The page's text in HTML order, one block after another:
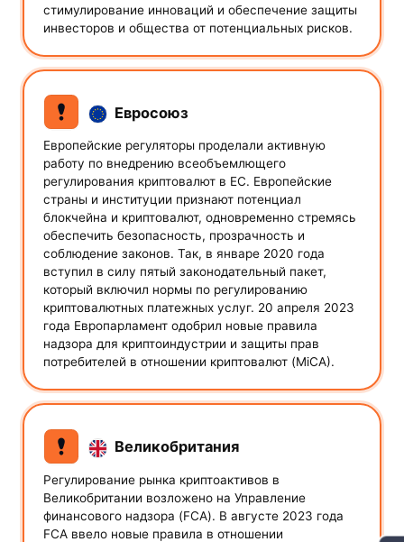
стимулирование инноваций и обеспечение защиты
инвесторов и общества от потенциальных рисков.
Евросоюз
Европейские регуляторы проделали активную
работу по внедрению всеобъемлющего
регулирования криптовалют в ЕС. Европейские
страны и институции признают потенциал
блокчейна и криптовалют, одновременно стремясь
обеспечить безопасность, прозрачность и
соблюдение законов. Так, в январе 2020 года
вступил в силу пятый законодательный пакет,
который включил нормы по регулированию
криптовалютных платежных услуг. 20 апреля 2023
года Европарламент одобрил новые правила
надзора для криптоиндустрии и защиты прав
потребителей в отношении криптовалют (MiCА).
Великобритания
Регулирование рынка криптоактивов в
Великобритании возложено на Управление
финансового надзора (FCA). В августе 2023 года
FCA ввело новые правила в отношении